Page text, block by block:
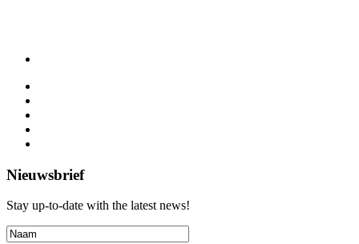
Nieuwsbrief
Stay up-to-date with the latest news!